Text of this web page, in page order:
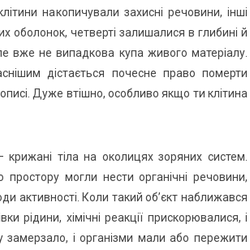
накопичували захисні речовини, інші
оболонок, четверті залишалися в глибині й
вже не випадкова купа живого матеріалу.
дістається почесне право померти
Дуже втішно, особливо якщо ти клітина
тіла на околицях зоряних систем.
простору могли нести органічні речовини,
активності. Коли такий об’єкт наближався
рідини, хімічні реакції прискорювалися, і
замерзало, і організми мали або пережити